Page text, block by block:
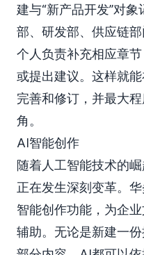
建与“新产品开发”对
部、研发部、供应链
个人负责补充相应章
或提出建议。这样就
完善和修订，并最大
角。
AI智能创作
随着人工智能技术的
正在发生深刻变革。
智能创作功能，为企
辅助。无论是新建一